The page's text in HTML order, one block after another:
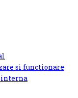
si functionare
interna